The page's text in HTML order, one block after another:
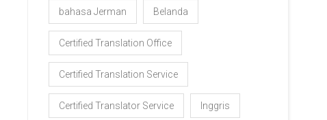
bahasa Jerman Belanda
Certified Translation Office
Certified Translation Service
Certified Translator Service Inggris